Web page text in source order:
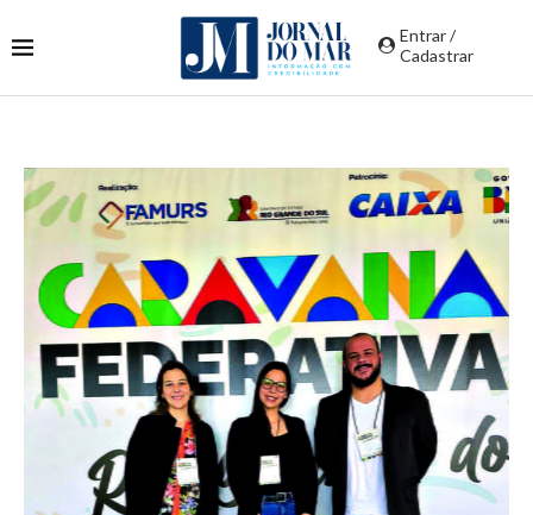
Entrar /
Cadastrar